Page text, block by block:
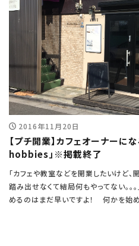
2016年11月20日
【プチ開業】カフェオーナーに
hobbies」※掲載終了
「カフェや教室などを開業したいけど
踏み出せなくて結局何もやってない。。
めるのはまだ早いですよ！ 何かを始